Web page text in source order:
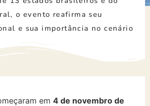
o evento reafirma seu
e sua importância no cenário
em 4 de novembro de